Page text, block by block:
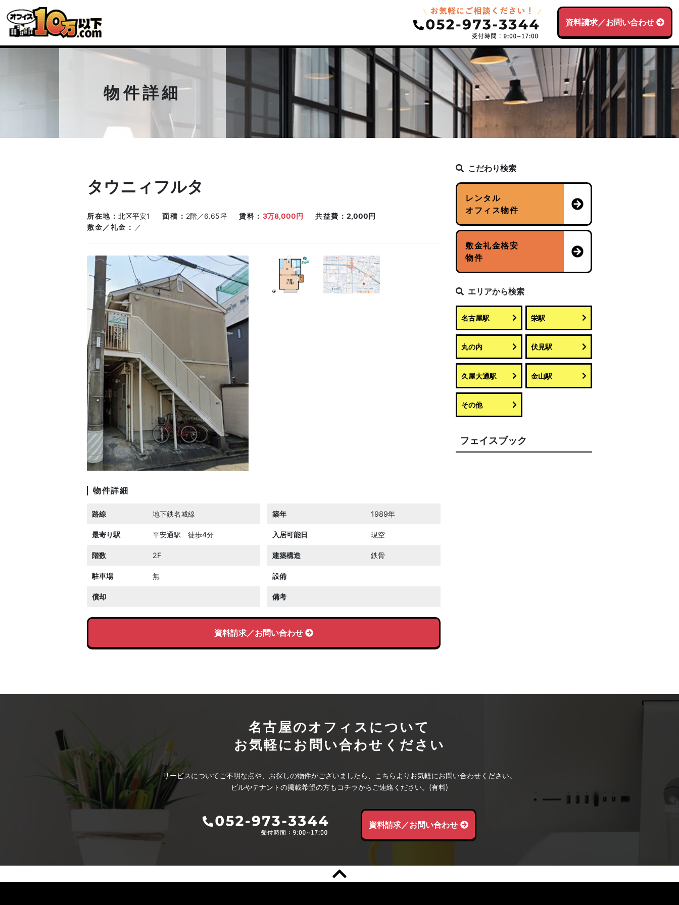
資料請求／お問い合わせ
物件詳細
タウニィフルタ
所在地 北区平安1 面積 2階／6.65坪 賃料 3万8,000円 共益費
2,000円
敷金／礼金
／
物件詳細
路線 地下鉄名城線
最寄り駅 平安通駅 徒歩4分
階数 2F
駐車場 無
償却
築年 1989年
入居可能日 現空
建築構造 鉄骨
設備
備考
資料請求／お問い合わせ
こだわり検索
レンタル
オフィス物件
敷金礼金格安
物件
エリアから検索
名古屋駅 栄駅
丸の内 伏見駅
久屋大通駅 金山駅
その他
フェイスブック
名古屋のオフィスについて
お気軽にお問い合わせください
サービスについてご不明な点や、お探しの物件がございましたら、こちらよりお気軽にお問い合わせください。
ビルやテナントの掲載希望の方もコチラからご連絡ください。(有料)
資料請求／お問い合わせ